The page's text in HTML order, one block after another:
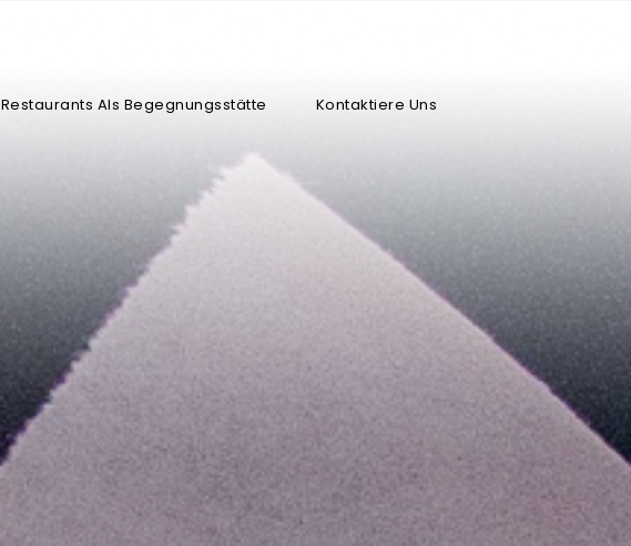
Restaurants Als Begegnungsstätte Kontaktiere Uns